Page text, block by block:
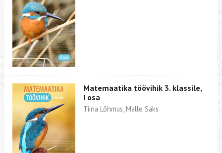
Matemaatika töövihik 3. klassile,
I osa
Tiina Lõhmus, Malle Saks